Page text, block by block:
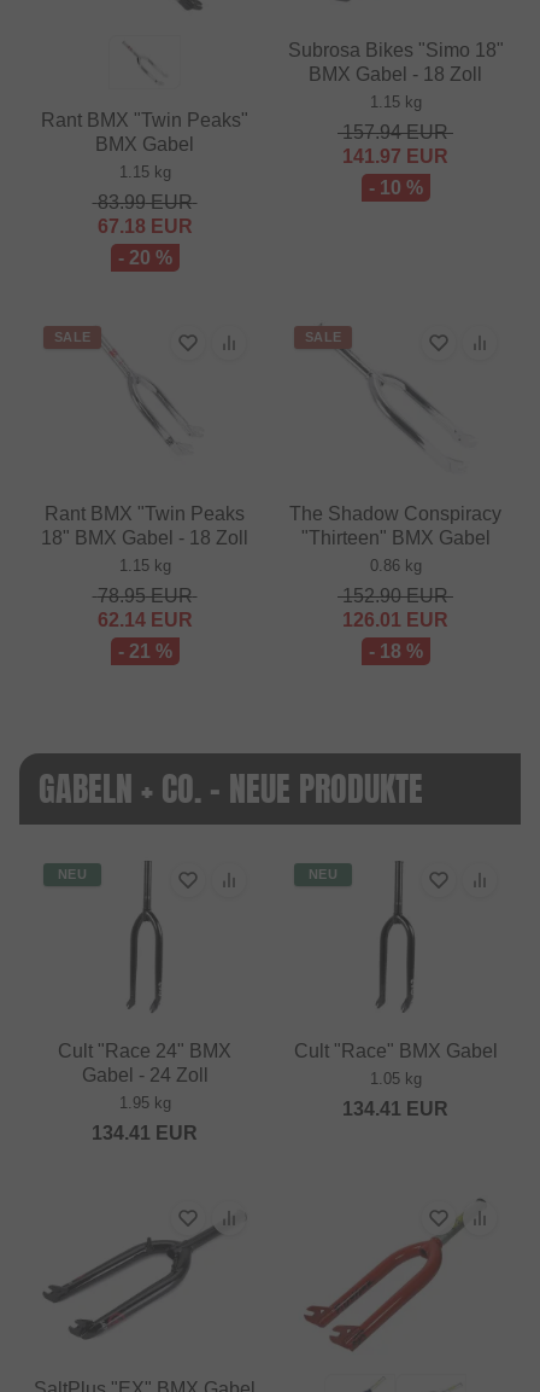
Rant BMX "Twin Peaks"
BMX Gabel
1.15 kg
83.99EUR
67.18 EUR
- 20 %
Subrosa Bikes "Simo 18"
BMX Gabel - 18 Zoll
1.15 kg
157.94EUR
141.97 EUR
- 10 %
SALE
Rant BMX "Twin Peaks
18" BMX Gabel - 18 Zoll
1.15 kg
78.95EUR
62.14EUR
- 21 %
SALE
The Shadow Conspiracy
"Thirteen" BMX Gabel
0.86 kg
152.90EUR
126.01 EUR
- 18 %
GABELN + CO. - NEUE PRODUKTE
NEU
Cult "Race 24" BMX
Gabel - 24 Zoll
1.95 kg
134.41 EUR
NEU
Cult "Race" BMX Gabel
1.05 kg
134.41 EUR